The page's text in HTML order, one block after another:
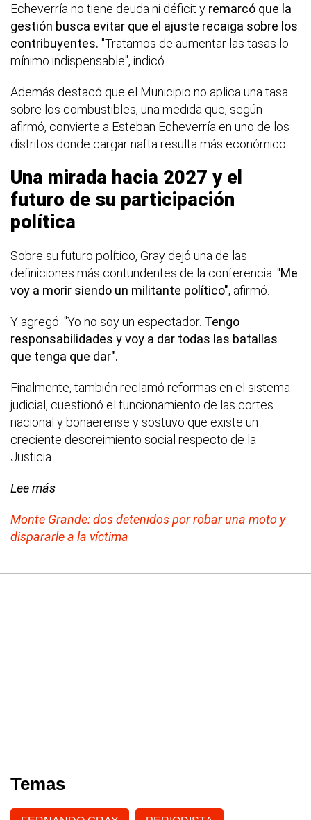
Echeverría no tiene deuda ni déficit y remarcó que la
gestión busca evitar que el ajuste recaiga sobre los
contribuyentes. "Tratamos de aumentar las tasas lo
mínimo indispensable", indicó.
Además destacó que el Municipio no aplica una tasa
sobre los combustibles, una medida que, según
afirmó, convierte a Esteban Echeverría en uno de los
distritos donde cargar nafta resulta más económico.
Una mirada hacia 2027 y el
futuro de su participación
política
Sobre su futuro político, Gray dejó una de las
definiciones más contundentes de la conferencia. "Me
voy a morir siendo un militante político", afirmó.
Y agregó: "Yo no soy un espectador. Tengo
responsabilidades y voy a dar todas las batallas
que tenga que dar".
Finalmente, también reclamó reformas en el sistema
judicial, cuestionó el funcionamiento de las cortes
nacional y bonaerense y sostuvo que existe un
creciente descreimiento social respecto de la
Justicia.
Lee más
Monte Grande: dos detenidos por robar una moto y
dispararle a la víctima
Temas